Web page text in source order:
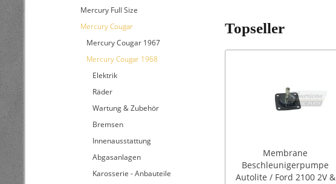
Mercury Full Size
Mercury Cougar
Mercury Cougar 1967
Mercury Cougar 1968
Elektrik
Räder
Wartung & Zubehör
Bremsen
Innenausstattung
Abgasanlagen
Karosserie - Anbauteile
Topseller
Membrane
Beschleunigerpumpe
Autolite / Ford 2100 2V &